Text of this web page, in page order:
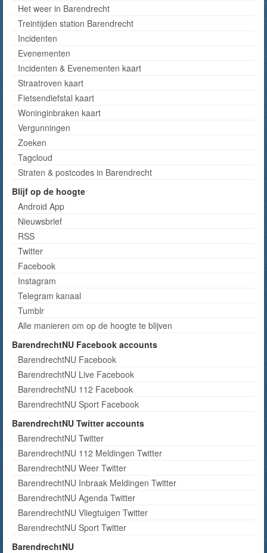
Het weer in Barendrecht
Treintijden station Barendrecht
Incidenten
Evenementen
Incidenten & Evenementen kaart
Straatroven kaart
Fietsendiefstal kaart
Woninginbraken kaart
Vergunningen
Zoeken
Tagcloud
Straten & postcodes in Barendrecht
Blijf op de hoogte
Android App
Nieuwsbrief
RSS
Twitter
Facebook
Instagram
Telegram kanaal
Tumblr
Alle manieren om op de hoogte te blijven
BarendrechtNU Facebook accounts
BarendrechtNU Facebook
BarendrechtNU Live Facebook
BarendrechtNU 112 Facebook
BarendrechtNU Sport Facebook
BarendrechtNU Twitter accounts
BarendrechtNU Twitter
BarendrechtNU 112 Meldingen Twitter
BarendrechtNU Weer Twitter
BarendrechtNU Inbraak Meldingen Twitter
BarendrechtNU Agenda Twitter
BarendrechtNU Vliegtuigen Twitter
BarendrechtNU Sport Twitter
BarendrechtNU